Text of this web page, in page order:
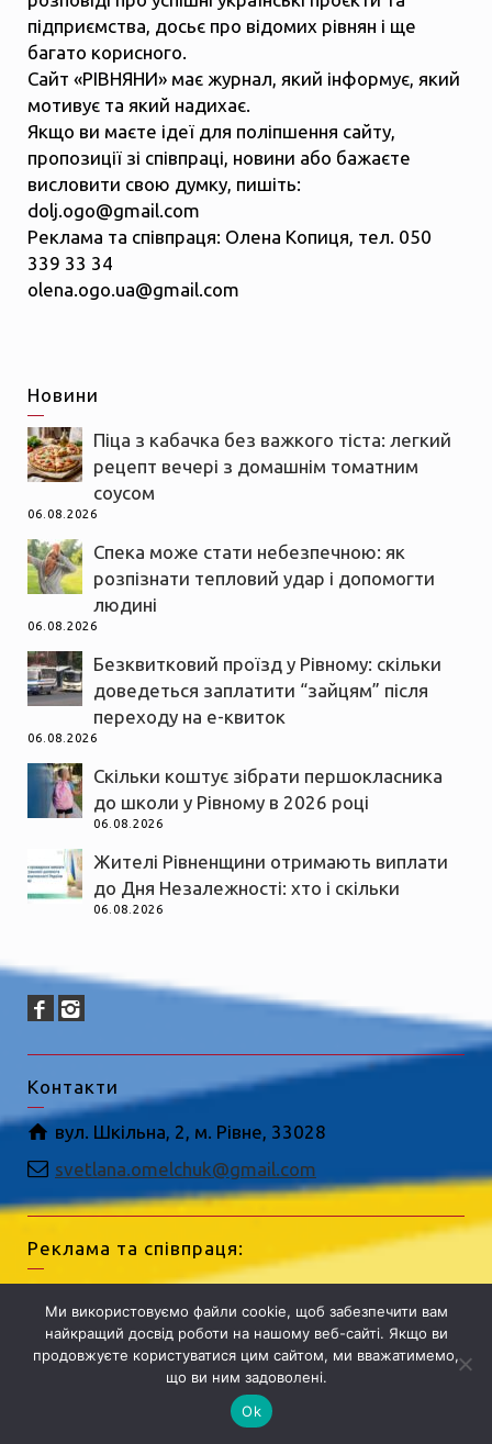
підприємства, досьє про відомих рівнян і ще
багато корисного.
Сайт «РІВНЯНИ» має журнал, який інформує, який
мотивує та який надихає.
Якщо ви маєте ідеї для поліпшення сайту,
пропозиції зі співпраці, новини або бажаєте
висловити свою думку, пишіть:
dolj.ogo@gmail.com
Реклама та співпраця: Олена Копиця, тел. 050
339 33 34
olena.ogo.ua@gmail.com
Новини
Піца з кабачка без важкого тіста: легкий
рецепт вечері з домашнім томатним
соусом
06.08.2026
Спека може стати небезпечною: як
розпізнати тепловий удар і допомогти
людині
06.08.2026
Безквитковий проїзд у Рівному: скільки
доведеться заплатити “зайцям” після
переходу на е-квиток
06.08.2026
Скільки коштує зібрати першокласника
до школи у Рівному в 2026 році
06.08.2026
Жителі Рівненщини отримають виплати
до Дня Незалежності: хто і скільки
06.08.2026
Контакти
вул. Шкільна, 2, м. Рівне, 33028
svetlana.omelchuk@gmail.com
Реклама та співпраця:
050 339 3334
olena.ogo.ua@gmail.com
Ми використовуємо файли cookie, щоб забезпечити вам
найкращий досвід роботи на нашому веб-сайті. Якщо ви
продовжуєте користуватися цим сайтом, ми вважатимемо,
що ви ним задоволені.
Ok